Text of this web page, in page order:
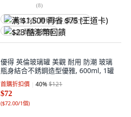
(8)
满 $1,500 再省 $75 (王道卡)
$23 酷澎幣回饋
優得 英倫玻璃罐 美觀 耐用 防潮 玻璃
瓶身結合不銹鋼造型優雅, 600ml, 1罐
首購折扣價 40%$121
$72
($72.00/1個)